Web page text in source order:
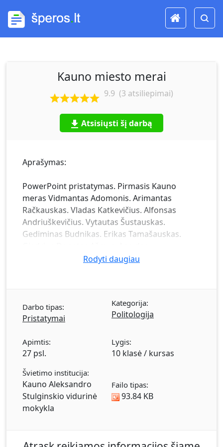
Kauno miesto merai
9.9 (3 atsiliepimai)
Atsisiųsti šį darbą
Aprašymas:
PowerPoint pristatymas. Pirmasis Kauno
meras Vidmantas Adomonis. Arimantas
Račkauskas. Vladas Katkevičius. Alfonsas
Andriuškevičius. Vytautas Šustauskas.
Gediminas Budnikas. Erikas Tamašauskas.
Rodyti daugiau
Darbo tipas:
Pristatymai
Kategorija:
Politologija
Apimtis:
27 psl.
Lygis:
10 klasė / kursas
Švietimo institucija:
Kauno Aleksandro
Stulginskio vidurinė
mokykla
Failo tipas:
93.84 KB